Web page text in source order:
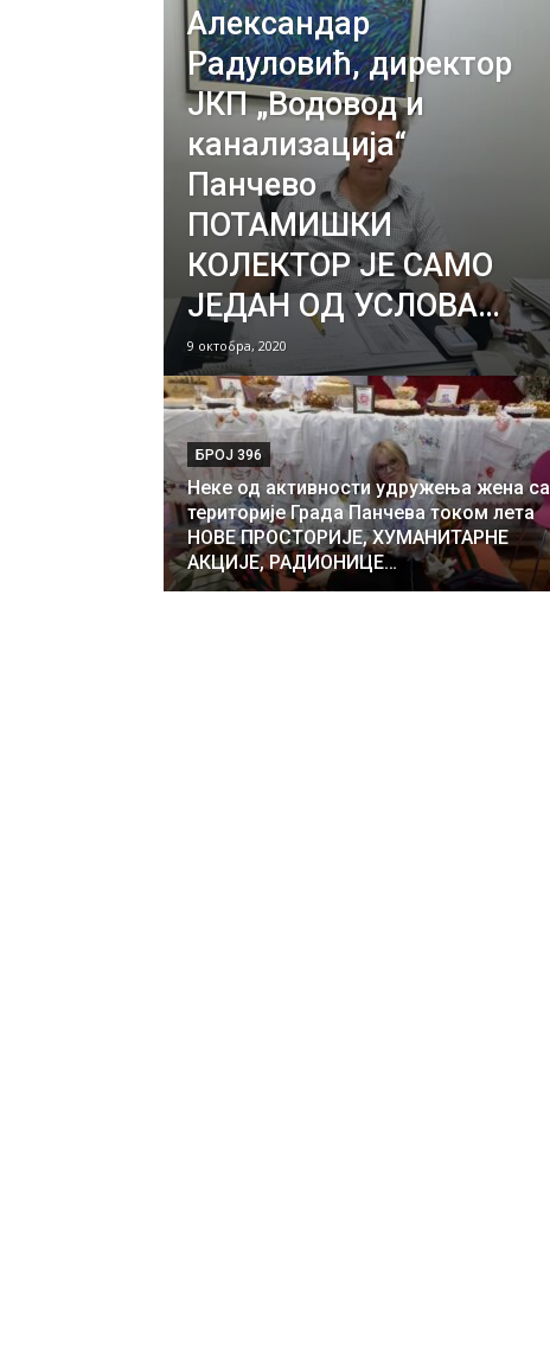
Александар
Радуловић, директор
ЈКП „Водовод и
канализација“
Панчево
ПОТАМИШКИ
КОЛЕКТОР ЈЕ САМО
ЈЕДАН ОД УСЛОВА…
9 октобра, 2020
БРОЈ 396
Неке од активности удружења жена са
територије Града Панчева током лета
НОВЕ ПРОСТОРИЈЕ, ХУМАНИТАРНЕ
АКЦИЈЕ, РАДИОНИЦЕ…